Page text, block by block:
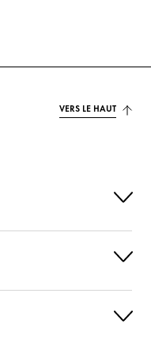
VERS LE HAUT